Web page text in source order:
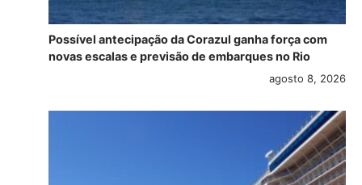
Possível antecipação da Corazul ganha força com
novas escalas e previsão de embarques no Rio
agosto 8, 2026